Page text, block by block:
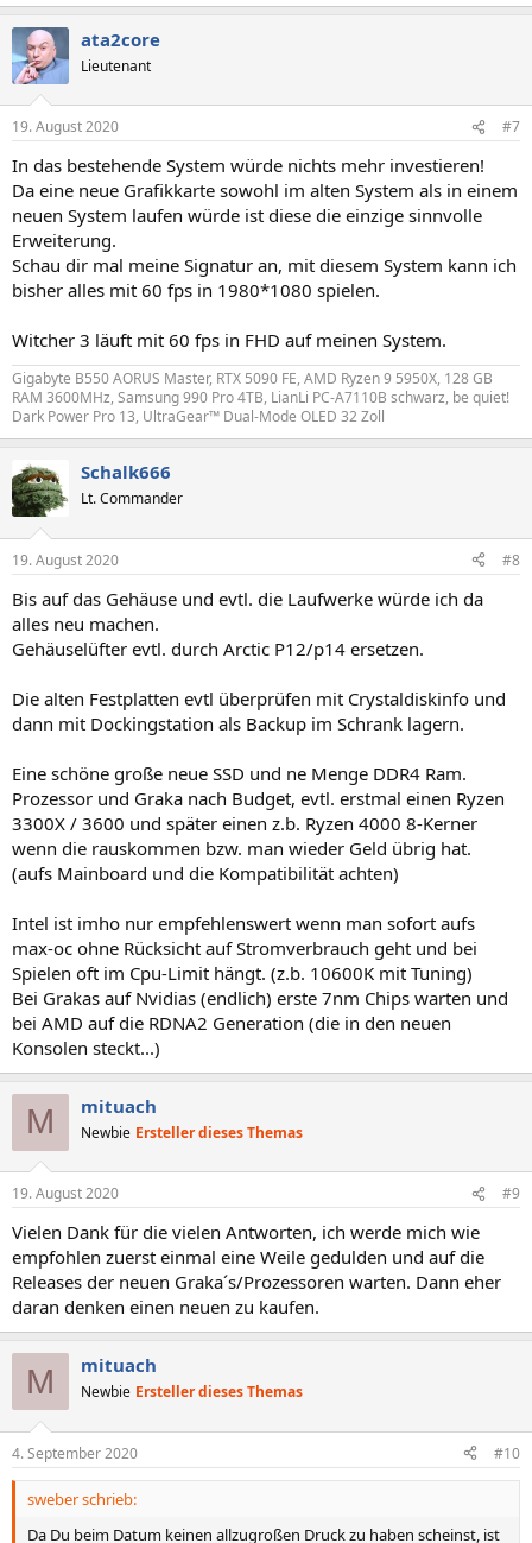
ata2core
Lieutenant
19. August 2020 #7
In das bestehende System würde nichts mehr investieren!
Da eine neue Grafikkarte sowohl im alten System als in einem
neuen System laufen würde ist diese die einzige sinnvolle
Erweiterung.
Schau dir mal meine Signatur an, mit diesem System kann ich
bisher alles mit 60 fps in 1980*1080 spielen.
Witcher 3 läuft mit 60 fps in FHD auf meinen System.
Gigabyte B550 AORUS Master, RTX 5090 FE, AMD Ryzen 9 5950X, 128 GB
RAM 3600MHz, Samsung 990 Pro 4TB, LianLi PC-A7110B schwarz, be quiet!
Dark Power Pro 13, UltraGear™ Dual-Mode OLED 32 Zoll
Schalk666
Lt. Commander
19. August 2020 #8
Bis auf das Gehäuse und evtl. die Laufwerke würde ich da
alles neu machen.
Gehäuselüfter evtl. durch Arctic P12/p14 ersetzen.
Die alten Festplatten evtl überprüfen mit Crystaldiskinfo und
dann mit Dockingstation als Backup im Schrank lagern.
Eine schöne große neue SSD und ne Menge DDR4 Ram.
Prozessor und Graka nach Budget, evtl. erstmal einen Ryzen
3300X / 3600 und später einen z.b. Ryzen 4000 8-Kerner
wenn die rauskommen bzw. man wieder Geld übrig hat.
(aufs Mainboard und die Kompatibilität achten)
Intel ist imho nur empfehlenswert wenn man sofort aufs
max-oc ohne Rücksicht auf Stromverbrauch geht und bei
Spielen oft im Cpu-Limit hängt. (z.b. 10600K mit Tuning)
Bei Grakas auf Nvidias (endlich) erste 7nm Chips warten und
bei AMD auf die RDNA2 Generation (die in den neuen
Konsolen steckt...)
M mituach
Newbie Ersteller dieses Themas
19. August 2020 #9
Vielen Dank für die vielen Antworten, ich werde mich wie
empfohlen zuerst einmal eine Weile gedulden und auf die
Releases der neuen Graka´s/Prozessoren warten. Dann eher
daran denken einen neuen zu kaufen.
M mituach
Newbie Ersteller dieses Themas
4. September 2020 #10
sweber schrieb:
Da Du beim Datum keinen allzugroßen Druck zu haben scheinst, ist